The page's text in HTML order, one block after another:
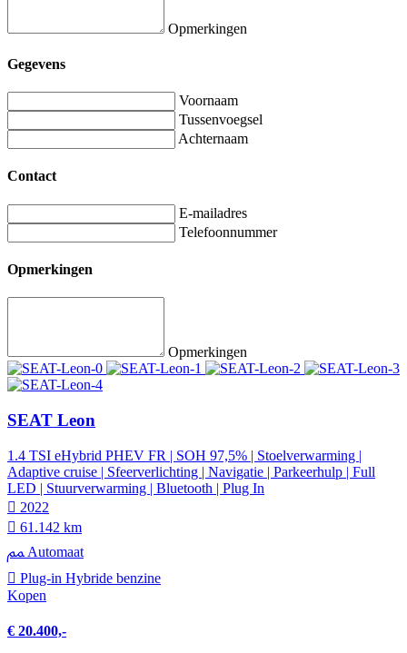
Opmerkingen
Gegevens
Voornaam
Tussenvoegsel
Achternaam
Contact
E-mailadres
Telefoonnummer
Opmerkingen
Opmerkingen
SEAT Leon
1.4 TSI eHybrid PHEV FR | SOH 97,5% | Stoelverwarming |
Adaptive cruise | Sfeerverlichting | Navigatie | Parkeerhulp | Full
LED | Stuurverwarming | Bluetooth | Plug In
2022
61.142 km
Automaat
Plug-in Hybride benzine
Kopen
€ 20.400,-